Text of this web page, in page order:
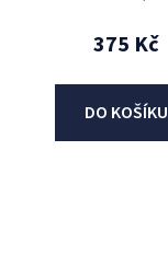
375 Kč
DO KOŠÍKU